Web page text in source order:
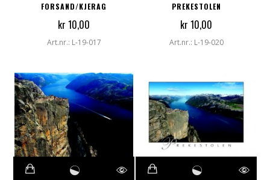
FORSAND/KJERAG
kr 10,00
Art.nr.: L-19-017
PREKESTOLEN
kr 10,00
Art.nr.: L-19-020